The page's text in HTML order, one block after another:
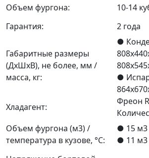
Объем фургона:
10-14
Гарантия:
2 года
Габаритные размеры
(ДхШхВ), не более, мм /
масса, кг:
●
●
Хладагент:
Фреон
Объем фургона (м3) /
температура в кузове, °С:
● 15 м3
● 11 м3